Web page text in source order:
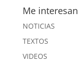
Me interesan
NOTICIAS
TEXTOS
VIDEOS